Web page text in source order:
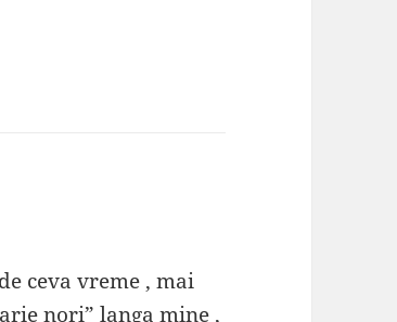
ceva vreme , mai
nori” langa mine ,